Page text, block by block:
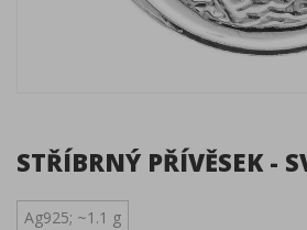
STŘÍBRNÝ PŘÍVĚSEK -
Ag925; ~1.1 g